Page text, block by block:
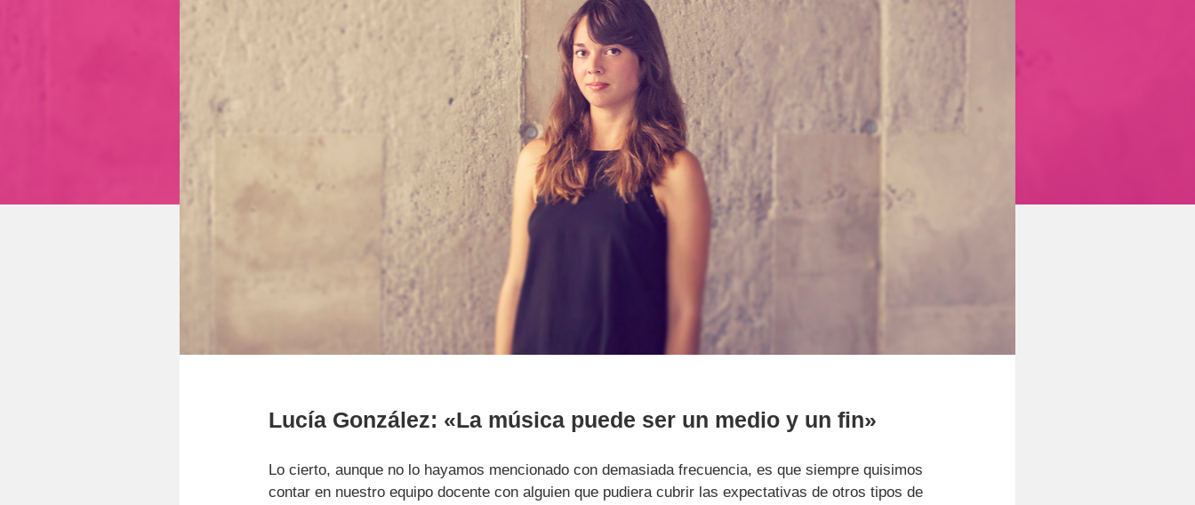
Lucía González: «La música puede ser un medio y un fin»
Lo cierto, aunque no lo hayamos mencionado con demasiada frecuencia, es que siempre quisimos
contar en nuestro equipo docente con alguien que pudiera cubrir las expectativas de otros tipos de